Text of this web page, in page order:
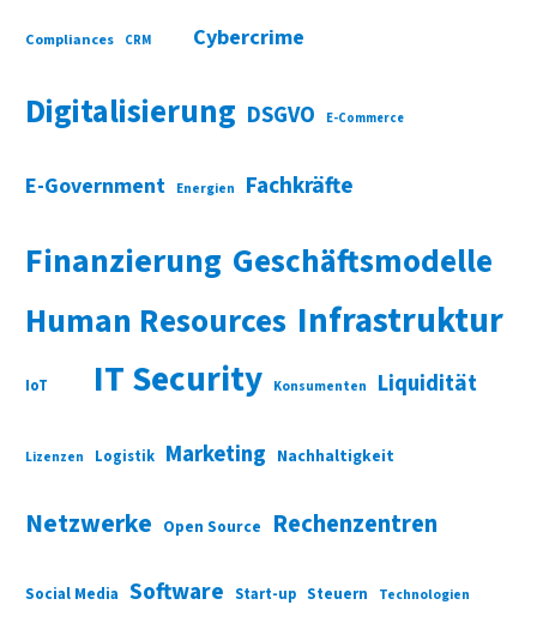
Compliances CRM Cybercrime
Digitalisierung DSGVO E-Commerce
E-Government Energien Fachkräfte
Finanzierung Geschäftsmodelle
Human Resources Infrastruktur
IoT IT Security Konsumenten Liquidität
Lizenzen Logistik Marketing Nachhaltigkeit
Netzwerke Open Source Rechenzentren
Social Media Software Start-up Steuern Technologien